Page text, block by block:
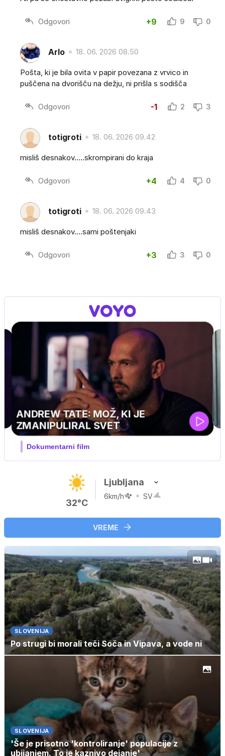
Odgovori +9 9 0
Arlo 18. 06. 2026 08.50
Pošta, ki je bila ovita v papir povezana z vrvico in
puščena na dvorišču na dežju, ni prišla s sodišča
Odgovori -1 2 3
totigroti 18. 06. 2026 09.42
misliš desnakov.....skrompirani do kraja
Odgovori +4 4 0
totigroti 18. 06. 2026 09.43
misliš desnakov....sami poštenjaki
Odgovori +3 3 0
MOJ PRIJATELJ PINGVIN
Film meseca / družinski, pustolovski
32°C
Ljubljana
6km/h SV
VREME
SLOVENIJA
Po strugi bi morali teči Soča in Vipava, a vode ni
SLOVENIJA
'Še je prisotno 'kontroliranje' populacije z
ubijanjem. To je kaznivo dejanje'